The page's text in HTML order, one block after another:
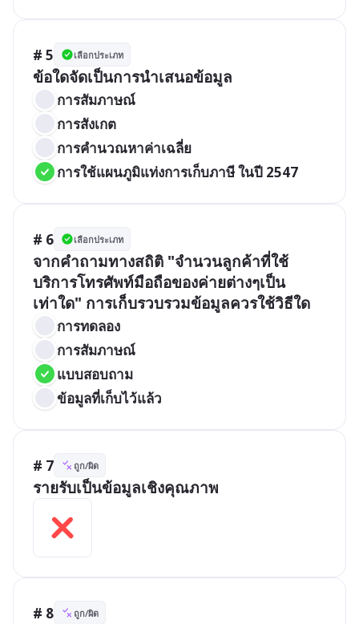
# 5 เลือกประเภท
ข้อใดจัดเป็นการนำเสนอข้อมูล
การสัมภาษณ์
การสังเกต
การคำนวณหาค่าเฉลี่ย
การใช้แผนภูมิแท่งการเก็บภาษี ในปี 2547
# 6 เลือกประเภท
จากคำถามทางสถิติ "จำนวนลูกค้าที่ใช้
บริการโทรศัพท์มือถือของค่ายต่างๆเป็น
เท่าใด" การเก็บรวบรวมข้อมูลควรใช้วิธีใด
การทดลอง
การสัมภาษณ์
แบบสอบถาม
ข้อมูลที่เก็บไว้แล้ว
# 7 ถูก/ผิด
รายรับเป็นข้อมูลเชิงคุณภาพ
# 8 ถูก/ผิด